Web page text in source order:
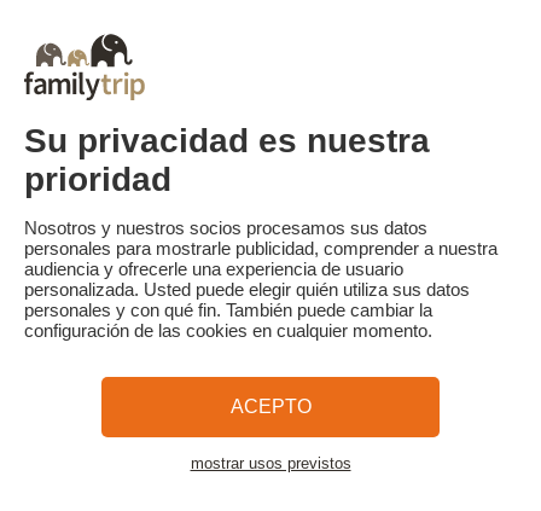
Familytrip le recomienda contratar un seguro de anulación con su
socio AREAS Assurances. Suscribir en el momento de la reserva o
en las 24 horas siguientes a la reserva por teléfono.
Familytrip
¿Quiénes somos?
Condiciones generales y política de privacidad
Lo que la prensa dice de nosotros
Socios FAQ Blog Mapa del sitio
Pago seguro dirigido por Sooyoos
¿Necesitas ayuda?
Su privacidad es nuestra
prioridad
Nosotros y nuestros socios procesamos sus datos
personales para mostrarle publicidad, comprender a nuestra
audiencia y ofrecerle una experiencia de usuario
personalizada. Usted puede elegir quién utiliza sus datos
personales y con qué fin. También puede cambiar la
configuración de las cookies en cualquier momento.
ACEPTO
mostrar usos previstos